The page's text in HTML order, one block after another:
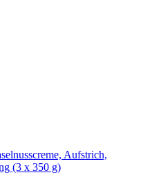
Aufstrich,
(3 x 350 g)